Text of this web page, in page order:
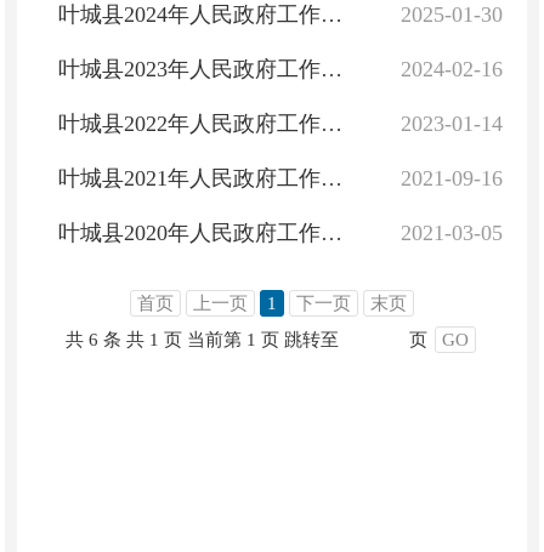
2025-01-30
叶城县2024年人民政府工作报告
2024-02-16
叶城县2023年人民政府工作报告
2023-01-14
叶城县2022年人民政府工作报告
2021-09-16
叶城县2021年人民政府工作报告
2021-03-05
叶城县2020年人民政府工作报告
首页 上一页 1 下一页
末页
共 6 条 共 1 页 当前第 1 页 跳转至 页 GO